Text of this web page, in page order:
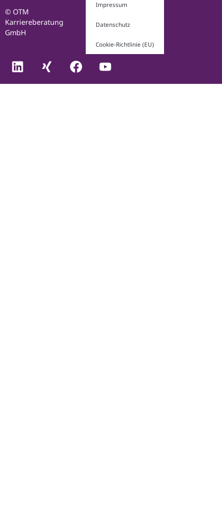
© OTM
Karriereberatung
GmbH
Impressum
Datenschutz
Cookie-Richtlinie (EU)